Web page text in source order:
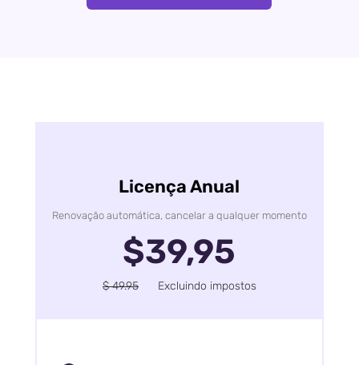
Licença Anual
Renovação automática, cancelar a qualquer momento
$39,95
$ 49.95 Excluindo impostos